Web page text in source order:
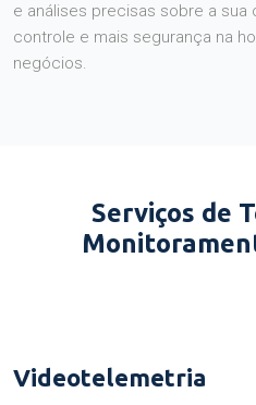
e análises precisas sobre a
controle e mais segurança na
negócios.
Serviços de
Videotelemetria